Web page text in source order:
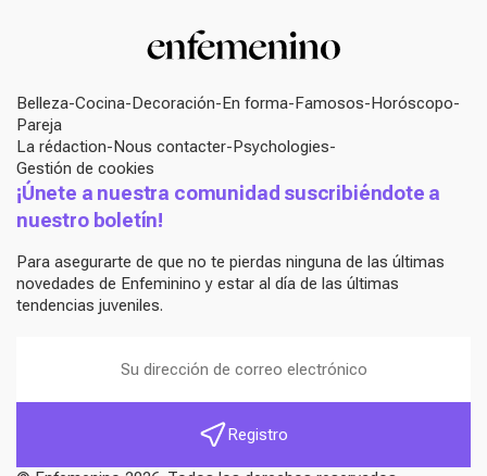
Belleza Cocina Decoración En forma Famosos Horóscopo
Pareja
La rédaction Nous contacter Psychologies
Gestión de cookies
¡Únete a nuestra comunidad suscribiéndote a
nuestro boletín!
Para asegurarte de que no te pierdas ninguna de las últimas
novedades de Enfeminino y estar al día de las últimas
tendencias juveniles.
Registro